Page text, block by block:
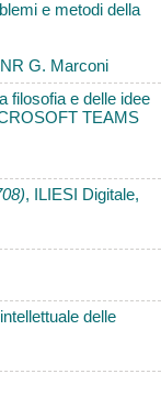
e metodi della
G. Marconi
filosofia e delle idee
TEAMS
, ILIESI Digitale,
delle